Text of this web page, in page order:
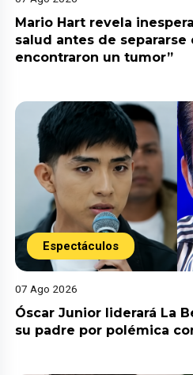
Mario Hart revela
salud antes de separarse
encontraron un tumor”
Espectáculos
07 Ago 2026
Óscar Junior liderará La
su padre por polémica